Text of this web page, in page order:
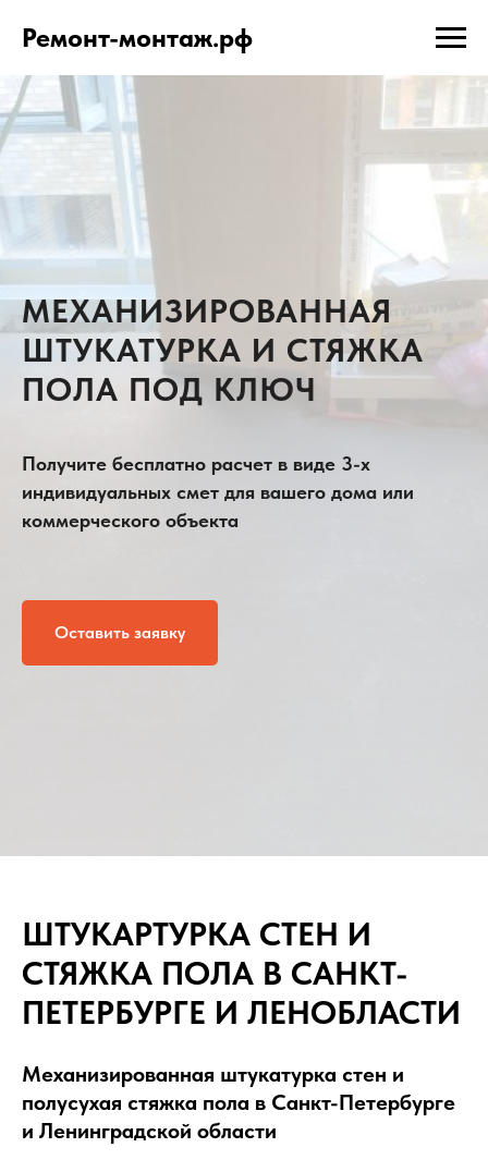
Ремонт-монтаж.рф
МЕХАНИЗИРОВАННАЯ
ШТУКАТУРКА И СТЯЖКА
ПОЛА ПОД КЛЮЧ
Получите бесплатно расчет в виде 3-х
индивидуальных смет для вашего дома или
коммерческого объекта
Оставить заявку
ШТУКАРТУРКА СТЕН И
СТЯЖКА ПОЛА В САНКТ-
ПЕТЕРБУРГЕ И ЛЕНОБЛАСТИ
Механизированная штукатурка стен и
полусухая стяжка пола в Санкт-Петербурге
и Ленинградской области